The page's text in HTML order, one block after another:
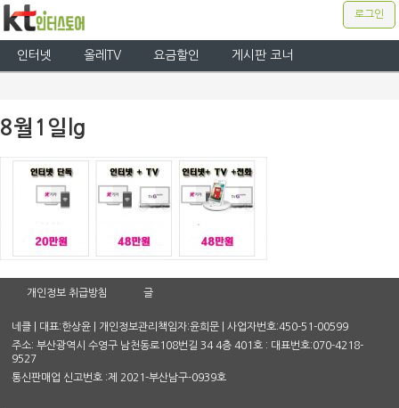
로그인
인터넷 올레TV 요금할인 게시판 코너
8월1일lg
개인정보 취급방침 글
네클 | 대표:한상윤 | 개인정보관리책임자:윤희문 | 사업자번호:450-51-00599
주소: 부산광역시 수영구 남천동로108번길 34 4층 401호 : 대표번호:070-4218-
9527
통신판매업 신고번호 :제 2021-부산남구-0939호